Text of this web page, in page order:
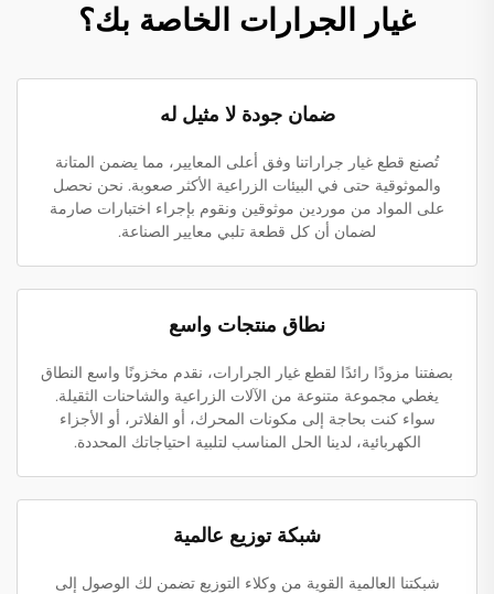
غيار الجرارات الخاصة بك؟
ضمان جودة لا مثيل له
تُصنع قطع غيار جراراتنا وفق أعلى المعايير، مما يضمن المتانة
والموثوقية حتى في البيئات الزراعية الأكثر صعوبة. نحن نحصل
على المواد من موردين موثوقين ونقوم بإجراء اختبارات صارمة
لضمان أن كل قطعة تلبي معايير الصناعة.
نطاق منتجات واسع
بصفتنا مزودًا رائدًا لقطع غيار الجرارات، نقدم مخزونًا واسع النطاق
يغطي مجموعة متنوعة من الآلات الزراعية والشاحنات الثقيلة.
سواء كنت بحاجة إلى مكونات المحرك، أو الفلاتر، أو الأجزاء
الكهربائية، لدينا الحل المناسب لتلبية احتياجاتك المحددة.
شبكة توزيع عالمية
شبكتنا العالمية القوية من وكلاء التوزيع تضمن لك الوصول إلى